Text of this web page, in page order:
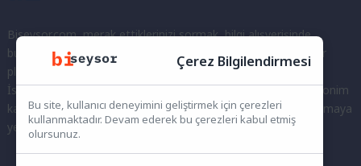
Biseysor.com, merak ettiklerinizi sormak, bilgi alışverişinde
bulunmak ve fikirlerinizi paylaşmak için bir araya geldiğimiz bir
platformdur.
İster kayıtlı bir kullanıcı olarak topluluğumuza katılın, ister anonim
kalarak sorularınızı yöneltin; burada her türlü soruya ve tartışmaya
yer var. Bilgiyi keşfetmek ve paylaşmak için bize katılın!
Çerez Bilgilendirmesi
Bu site, kullanıcı deneyimini geliştirmek için çerezleri
kullanmaktadır. Devam ederek bu çerezleri kabul etmiş
olursunuz.